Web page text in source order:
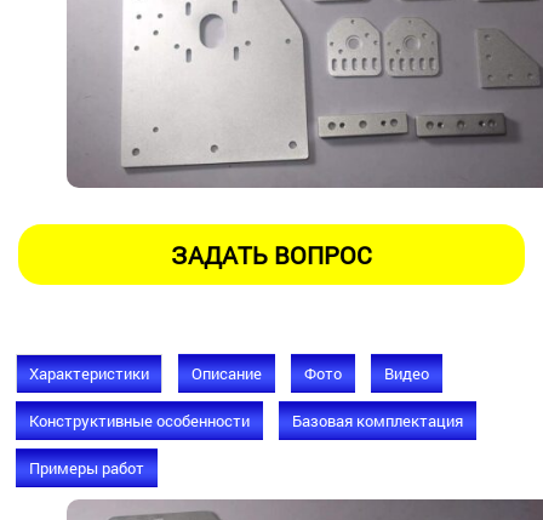
Характеристики Описание Фото Видео
Конструктивные особенности Базовая комплектация
Примеры работ